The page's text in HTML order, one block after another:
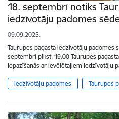
18. septembrī notiks
iedzīvotāju padomes
09.09.2025.
Taurupes pagasta iedzīvotāju padomes
septembrī plkst. 19.00 Taurupes
Iepazīšanās ar ievēlētajiem Iedzīvotāju
Iedzīvotāju padomes Taurupes